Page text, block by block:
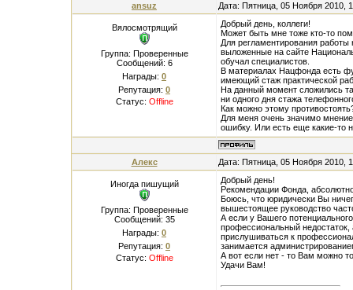
ansuz Дата: Пятница, 05 Ноября 2010,
Вялосмотрящий
Группа: Проверенные
Сообщений: 6
Награды: 0
Репутация: 0
Статус: Offline
Добрый день, коллеги!
Может быть мне тоже кто-то
Для регламентирования
выложенные на сайте
обучал специалистов.
В материалах Нацфонда есть
имеющий стаж практической
На данный момент сложились
ни одного дня стажа
Как можно этому
Для меня очень значимо мнение
ошибку. Или есть еще какие-то
Алекс Дата: Пятница, 05 Ноября 2010,
Иногда пишущий
Группа: Проверенные
Сообщений: 35
Награды: 0
Репутация: 0
Статус: Offline
Добрый день!
Рекомендации Фонда,
Боюсь, что юридически Вы
вышестоящее руководство
А если у Вашего
профессиональный
прислушиваться к
занимается
А вот если нет - то Вам можно
Удачи Вам!